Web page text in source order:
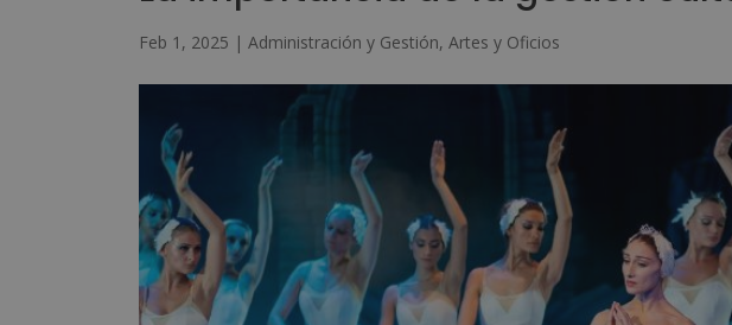
Feb 1, 2025 | Administración y Gestión, Artes y Oficios